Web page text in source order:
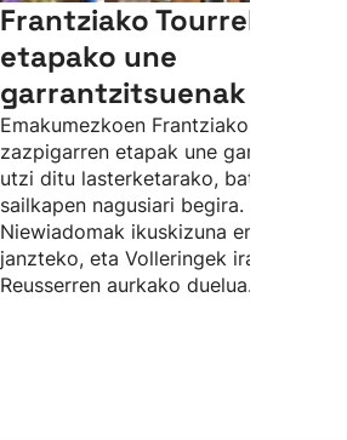
Frantziako Tourreko 7.
etapako une
garrantzitsuenak
Emakumezkoen Frantziako Tourreko
zazpigarren etapak une
utzi ditu lasterketarako, batez ere
sailkapen nagusiari begira.
Niewiadomak ikuskizuna eman du
janzteko, eta Volleringek irabazi du
Reusserren aurkako duelua.